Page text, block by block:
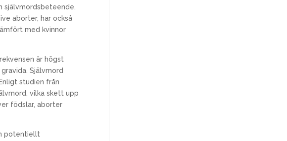
självmordsbeteende.
aborter, har också
med kvinnor
är högst
Självmord
studien från
vilka skett upp
födslar, aborter
potentiellt